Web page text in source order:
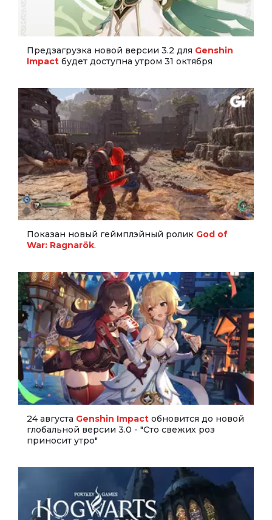
Предзагрузка новой версии 3.2 для Genshin
Impact будет доступна утром 31 октября
Показан новый геймплэйный ролик God of
War: Ragnarök.
24 августа Genshin Impact обновится до новой
глобальной версии 3.0 - "Сто свежих роз
приносит утро"